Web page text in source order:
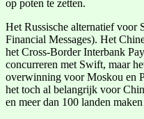
op poten te zetten.
Het Russische alternatief voor
Financial Messages). Het
het Cross-Border Interbank
concurreren met Swift, maar
overwinning voor Moskou en
het toch al belangrijk voor
en meer dan 100 landen